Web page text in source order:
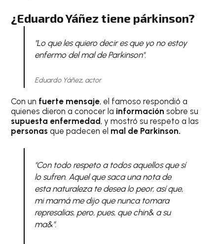
¿Eduardo Yáñez tiene párkinson?
"Lo que les quiero decir es que yo no estoy
enfermo del mal de Parkinson".
Eduardo Yáñez, actor
Con un fuerte mensaje, el famoso respondió a
quienes dieron a conocer la informaciónsobre su
supuesta enfermedad, y mostró su respeto a las
personasque padecen el mal de Parkinson.
"Con todo respeto a todos aquellos que sí
lo sufren. Aquel que saca una nota de
esta naturaleza te desea lo peor, así que,
mi mamá me dijo que nunca tomara
represalias, pero, pues, que chin& a su
ma&".